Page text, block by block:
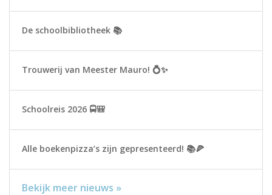
De schoolbibliotheek 📚
Trouwerij van Meester Mauro! 💍✨
Schoolreis 2026 🚍🎒
Alle boekenpizza’s zijn gepresenteerd! 📚🍕
Bekijk meer nieuws »